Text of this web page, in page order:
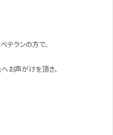
ランの方で、
お声がけを頂き、